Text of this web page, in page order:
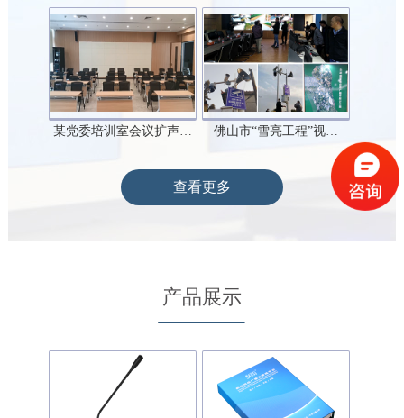
某党委培训室会议扩声… 佛山市“雪亮工程”视…
查看更多
产品展示